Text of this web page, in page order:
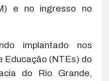
e no ingresso no
implantado nos
Educação (NTEs) do
do Rio Grande,